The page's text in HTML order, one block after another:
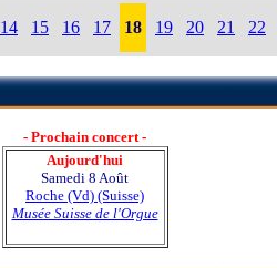
14 15 16 17 18 19 20 21 22
- Prochain concert -
Aujourd'hui
Samedi 8 Août
Roche (Vd) (Suisse)
Musée Suisse de l'Orgue